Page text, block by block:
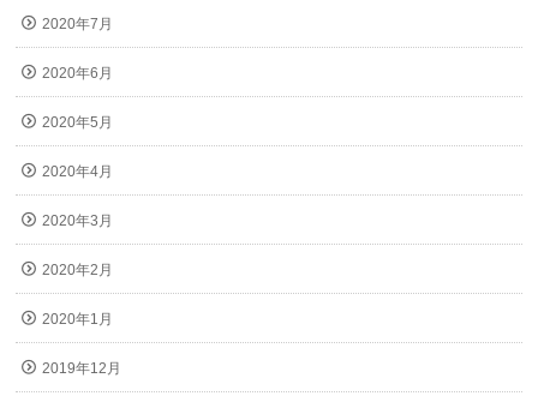
2020年7月
2020年6月
2020年5月
2020年4月
2020年3月
2020年2月
2020年1月
2019年12月